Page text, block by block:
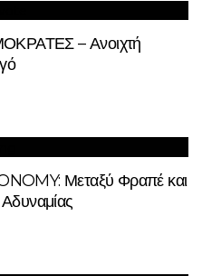
– Ανοιχτή
Μεταξύ Φραπέ και